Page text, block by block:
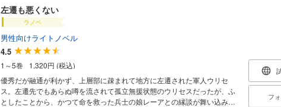
が、手紙の届け先である伯爵家の執事・ファウスとの会話が彼女の人生に
小さな変化を生んだ。やがてそれはロニ自身の物語となって歩き出す。こ
れは花の都を長靴で歩くロニの、小さな恋物語。
左遷も悪くない
ラノベ
男性向けライトノベル
4.5
1～5巻
1,320円 (税込)
優秀だが融通が利かず、上層部に疎まれて地方に左遷された軍人ウリセ
ス。左遷先でもあらぬ噂を流されて孤立無援状態のウリセスだったが、ふ
としたことから、かつて命を救った兵士の娘レーアとの縁談が舞い込み、
フ